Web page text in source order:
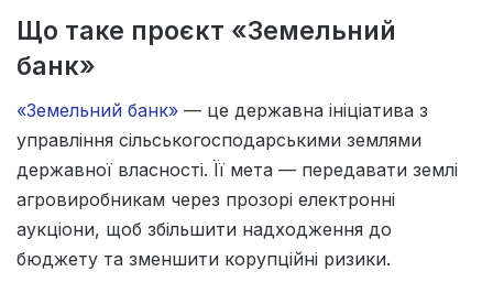
Що таке проєкт «Земельний
банк»
«Земельний банк» — це державна ініціатива з
управління сільськогосподарськими землями
державної власності. Її мета — передавати землі
агровиробникам через прозорі електронні
аукціони, щоб збільшити надходження до
бюджету та зменшити корупційні ризики.